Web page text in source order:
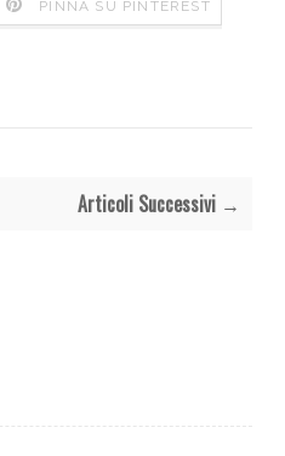
PINNA SU PINTEREST
Articoli Successivi →